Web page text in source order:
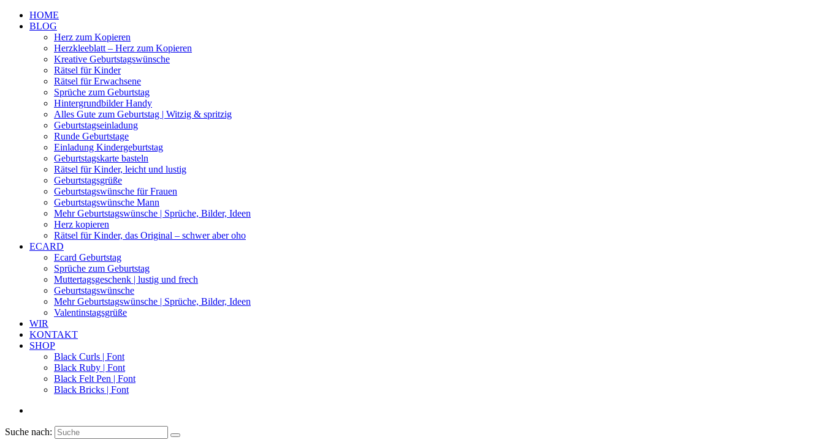
HOME
BLOG
Herz zum Kopieren
Herzkleeblatt – Herz zum Kopieren
Kreative Geburtstagswünsche
Rätsel für Kinder
Rätsel für Erwachsene
Sprüche zum Geburtstag
Hintergrundbilder Handy
Alles Gute zum Geburtstag | Witzig & spritzig
Geburtstagseinladung
Runde Geburtstage
Einladung Kindergeburtstag
Geburtstagskarte basteln
Rätsel für Kinder, leicht und lustig
Geburtstagsgrüße
Geburtstagswünsche für Frauen
Geburtstagswünsche Mann
Mehr Geburtstagswünsche | Sprüche, Bilder, Ideen
Herz kopieren
Rätsel für Kinder, das Original – schwer aber oho
ECARD
Ecard Geburtstag
Sprüche zum Geburtstag
Muttertagsgeschenk | lustig und frech
Geburtstagswünsche
Mehr Geburtstagswünsche | Sprüche, Bilder, Ideen
Valentinstagsgrüße
WIR
KONTAKT
SHOP
Black Curls | Font
Black Ruby | Font
Black Felt Pen | Font
Black Bricks | Font
Suche nach: